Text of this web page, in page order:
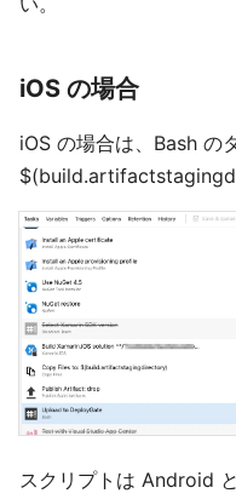
iOS の場合
iOS の場合は、Bash
スクリプトは Android